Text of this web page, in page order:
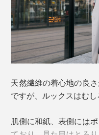
ポイントは、和紙由来
ッド素材。
和紙が、汗だけでなく “
天然繊維の着心地の良
ですが、ルックスはむし
肌側に和紙、表側には